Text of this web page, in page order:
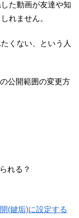
た動画が友達や知
れません。
くない、という人
公開範囲の変更方
れる？
(鍵垢)に設定する